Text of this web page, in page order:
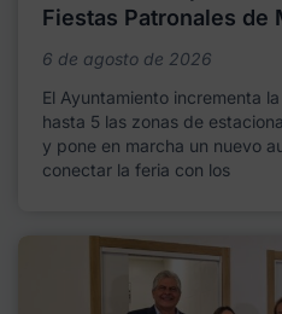
Fiestas Patronales de
6 de agosto de 2026
El Ayuntamiento incrementa
hasta 5 las zonas de
y pone en marcha un nuevo
conectar la feria con los